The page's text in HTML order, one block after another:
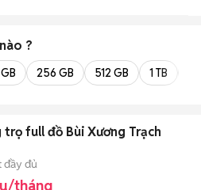
nào ?
256 GB 512 GB 1 TB
trọ full đồ Bùi Xương Trạch
đầy đủ
tháng